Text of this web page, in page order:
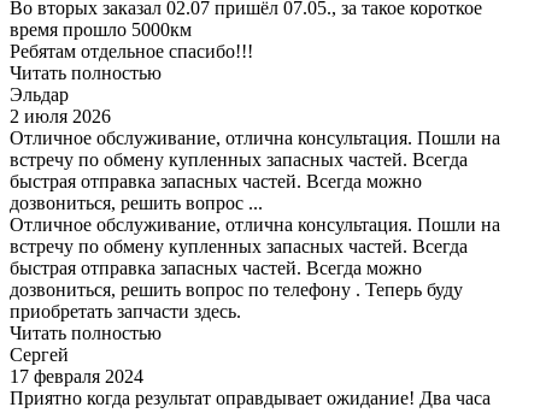
Во вторых заказал 02.07 пришёл 07.05., за такое короткое
время прошло 5000км
Ребятам отдельное спасибо!!!
Читать полностью
Эльдар
2 июля 2026
Отличное обслуживание, отлична консультация. Пошли на
встречу по обмену купленных запасных частей. Всегда
быстрая отправка запасных частей. Всегда можно
дозвониться, решить вопрос ...
Отличное обслуживание, отлична консультация. Пошли на
встречу по обмену купленных запасных частей. Всегда
быстрая отправка запасных частей. Всегда можно
дозвониться, решить вопрос по телефону . Теперь буду
приобретать запчасти здесь.
Читать полностью
Сергей
17 февраля 2024
Приятно когда результат оправдывает ожидание! Два часа